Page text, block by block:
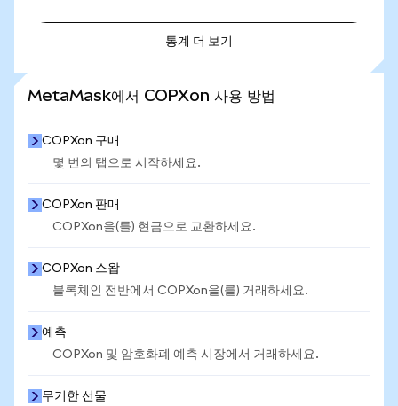
통계 더 보기
MetaMask에서 COPXon 사용 방법
COPXon 구매
몇 번의 탭으로 시작하세요.
COPXon 판매
COPXon을(를) 현금으로 교환하세요.
COPXon 스왑
블록체인 전반에서 COPXon을(를) 거래하세요.
예측
COPXon 및 암호화폐 예측 시장에서 거래하세요.
무기한 선물